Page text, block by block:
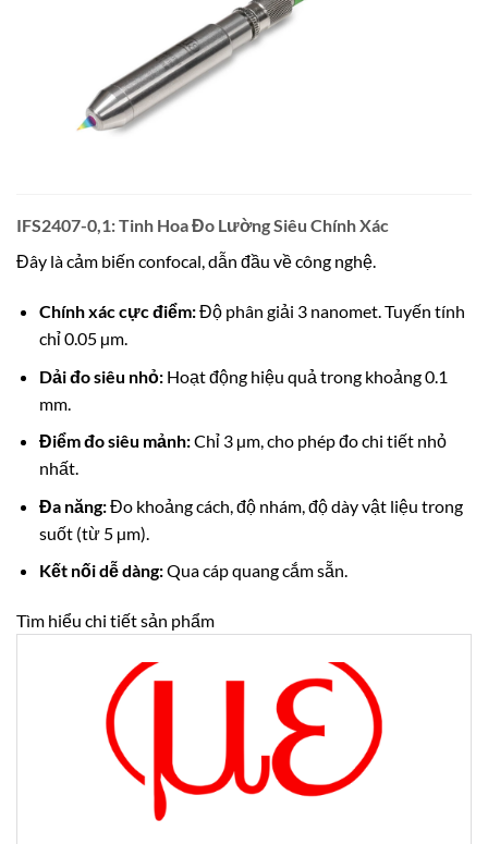
IFS2407-0,1: Tinh Hoa Đo Lường Siêu Chính Xác
Đây là cảm biến confocal, dẫn đầu về công nghệ.
Chính xác cực điểm:Độ phân giải 3 nanomet. Tuyến tính
chỉ 0.05 µm.
Dải đo siêu nhỏ:Hoạt động hiệu quả trong khoảng 0.1
mm.
Điểm đo siêu mảnh:Chỉ 3 µm, cho phép đo chi tiết nhỏ
nhất.
Đa năng:Đo khoảng cách, độ nhám, độ dày vật liệu trong
suốt (từ 5 µm).
Kết nối dễ dàng:Qua cáp quang cắm sẵn.
Tìm hiểu chi tiết sản phẩm